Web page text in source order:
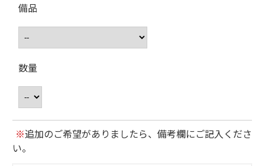
備品
数量
※追加のご希望がありましたら、備考欄にご記入くださ
い。